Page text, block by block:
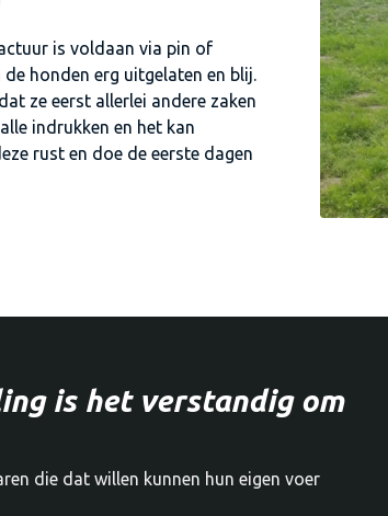
is voldaan via pin of
honden erg uitgelaten en blij.
ze eerst allerlei andere zaken
indrukken en het kan
rust en doe de eerste dagen
is het verstandig om
die dat willen kunnen hun eigen voer